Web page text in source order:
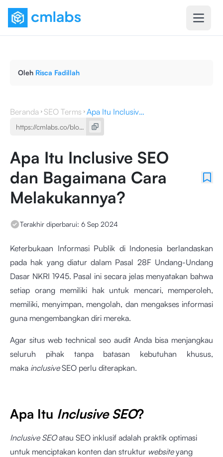
Oleh Risca Fadillah
Beranda SEO Terms Apa Itu Inclusive SEO dan Bagaimana Cara Melakukannya?
Apa Itu Inclusive SEO
dan Bagaimana Cara
Melakukannya?
Terakhir diperbarui: 6 Sep 2024
Keterbukaan Informasi Publik di Indonesia berlandaskan
pada hak yang diatur dalam Pasal 28F Undang-Undang
Dasar NKRI 1945. Pasal ini secara jelas menyatakan bahwa
setiap orang memiliki hak untuk mencari, memperoleh,
memiliki, menyimpan, mengolah, dan mengakses informasi
guna mengembangkan diri mereka.
Agar situs web technical seo audit Anda bisa menjangkau
seluruh pihak tanpa batasan kebutuhan khusus,
maka inclusiveSEO perlu diterapkan.
Apa Itu Inclusive SEO?
Inclusive SEOatau SEO inklusif adalah praktik optimasi
untuk menciptakan konten dan struktur websiteyang